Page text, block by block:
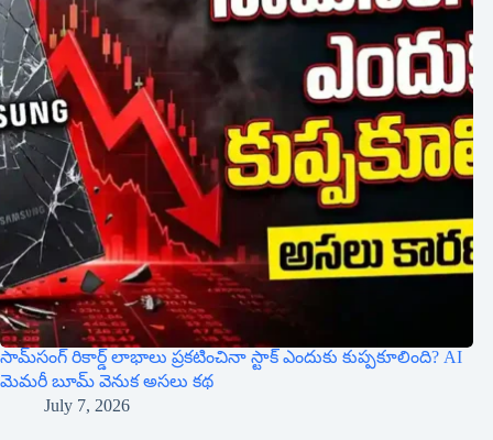
సామ్‌సంగ్ రికార్డ్ లాభాలు ప్రకటించినా స్టాక్ ఎందుకు కుప్పకూలింది? AI
మెమరీ బూమ్ వెనుక అసలు కథ
July 7, 2026